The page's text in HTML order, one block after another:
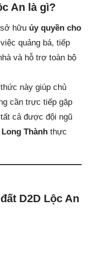
An là gì?
hữu ủy quyền cho
quảng bá, tiếp
và hỗ trợ toàn bộ
này giúp chủ
cần trực tiếp gặp
cả được đội ngũ
Thành thực
D2D Lộc An